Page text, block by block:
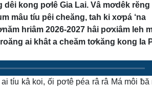
dêi kong pơlê Gia Lai. Vâ mơdêk rĕng
mâu tíu pêi cheăng, tah ki xơpá ‘na
hriâm 2026-2027 hâi pơxiâm leh
ai khât a cheăm tơkăng kong Ia
tíu kâ koi, ối pơtê péa râ râ Má môi ƀă